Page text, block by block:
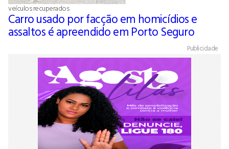
veículos recuperados
Carro usado por facção em homicídios e
assaltos é apreendido em Porto Seguro
Publicidade